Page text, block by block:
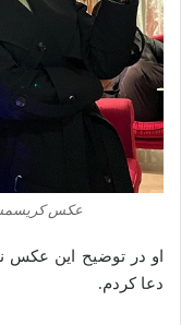
عکس
او در توضیح این عکس
دعا کردم.